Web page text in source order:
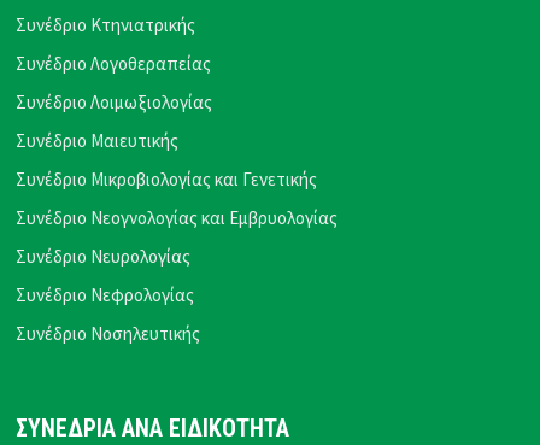
Συνέδριο Κτηνιατρικής
Συνέδριο Λογοθεραπείας
Συνέδριο Λοιμωξιολογίας
Συνέδριο Μαιευτικής
Συνέδριο Μικροβιολογίας και Γενετικής
Συνέδριο Νεογνολογίας και Εμβρυολογίας
Συνέδριο Νευρολογίας
Συνέδριο Νεφρολογίας
Συνέδριο Νοσηλευτικής
ΣΥΝΕΔΡΙΑ ΑΝΑ ΕΙΔΙΚΟΤΗΤΑ